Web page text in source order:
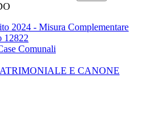
2024 - Misura Complementare
12822
Comunali
E CANONE